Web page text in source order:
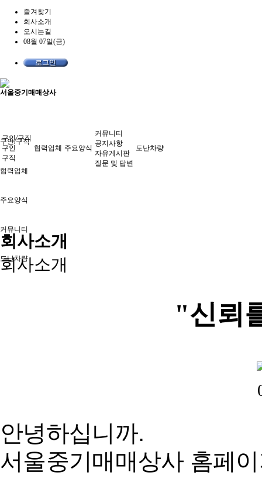
즐겨찾기
회사소개
오시는길
08월 07일(금)
로그인
서울중기매매상사
구인/구직
협력업체
주요양식
커뮤니티
도난차량
구인/구직
구인
구직
협력업체 주요양식
커뮤니티
공지사항
자유게시판
질문 및 답변
도난차량
회사소개
회사소개
"신뢰
안녕하십니까.
서울중기매매상사 홈페